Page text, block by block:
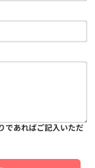
であればご記入いただ